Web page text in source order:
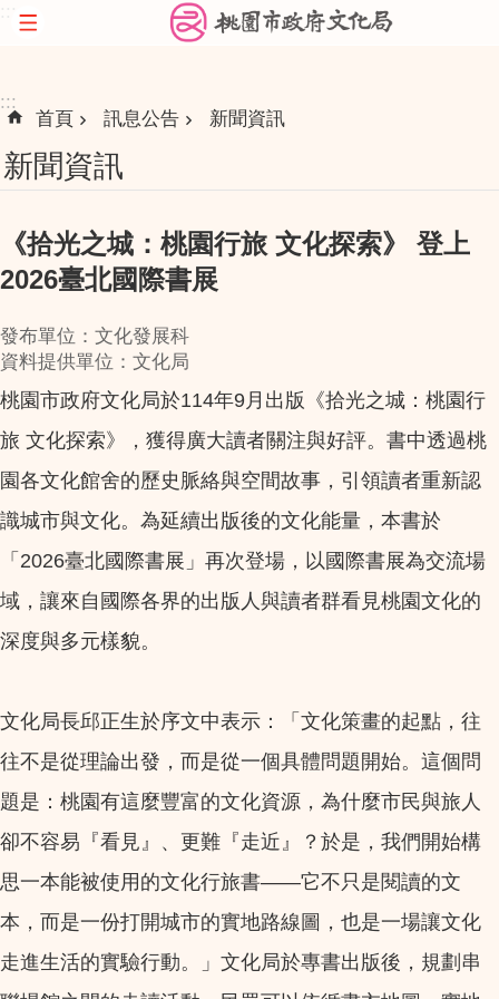
跳到主要內容區塊
:::
首頁 訊息公告 新聞資訊
新聞資訊
《拾光之城：桃園行旅 文化探索》 登上
2026臺北國際書展
發布單位：文化發展科
資料提供單位：文化局
桃園市政府文化局於114年9月出版《拾光之城：桃園行
旅 文化探索》，獲得廣大讀者關注與好評。書中透過桃
園各文化館舍的歷史脈絡與空間故事，引領讀者重新認
識城市與文化。為延續出版後的文化能量，本書於
「2026臺北國際書展」再次登場，以國際書展為交流場
域，讓來自國際各界的出版人與讀者群看見桃園文化的
深度與多元樣貌。
文化局長邱正生於序文中表示：「文化策畫的起點，往
往不是從理論出發，而是從一個具體問題開始。這個問
題是：桃園有這麼豐富的文化資源，為什麼市民與旅人
卻不容易『看見』、更難『走近』？於是，我們開始構
思一本能被使用的文化行旅書——它不只是閱讀的文
本，而是一份打開城市的實地路線圖，也是一場讓文化
走進生活的實驗行動。」文化局於專書出版後，規劃串